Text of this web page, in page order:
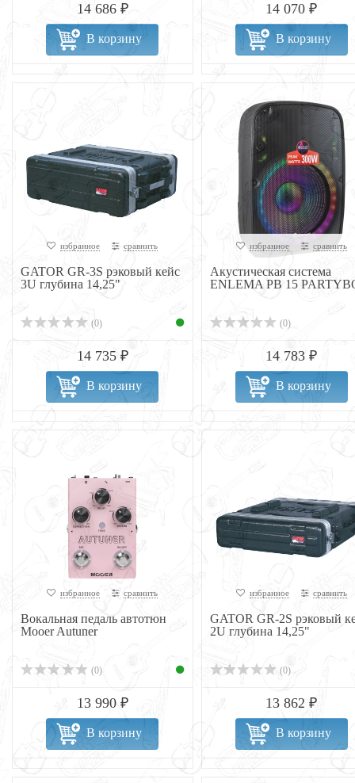
14 686 ₽
В корзину
14 070 ₽
В корзину
избранное сравнить
GATOR GR-3S рэковый кейс
3U глубина 14,25"
(0)
14 735 ₽
В корзину
избранное сравнить
Акустическая система
ENLEMA PB 15
(0)
14 783 ₽
В корзину
избранное сравнить
Вокальная педаль автотюн
Mooer Autuner
(0)
13 990 ₽
В корзину
избранное сравнить
GATOR GR-2S рэковый
2U глубина 14,25"
(0)
13 862 ₽
В корзину